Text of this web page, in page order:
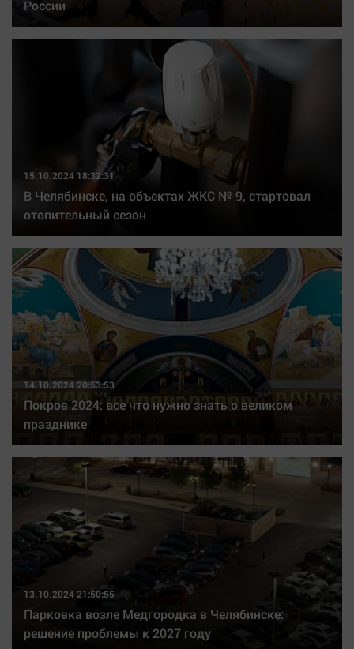
Быстрый медиазавод
Вирус чтения
Качество жизни
Конкурс
Народная журналистика
Наука
Обсуждаем
Отдых
Персона
Последняя инстанция
Светская жизнь
Тенденции
Точка на карте
России
15.10.2024 18:32:31
В Челябинске, на объектах ЖКС № 9, стартовал
отопительный сезон
14.10.2024 20:53:53
Покров 2024: все что нужно знать о великом
празднике
13.10.2024 21:50:55
Парковка возле Медгородка в Челябинске:
решение проблемы к 2027 году